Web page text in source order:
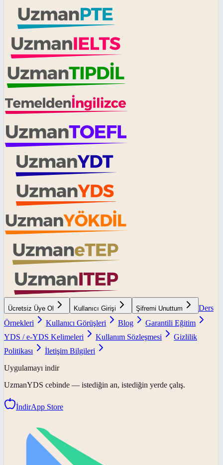
Ücretsiz Üye Ol Kullanıcı Girişi Şifremi Unuttum
Ders
Örnekleri
Kullanıcı Görüşleri Blog
Garantili Eğitim
YDS / e-YDS Kelimeleri
Kullanım Sözleşmesi
Gizlilik
Politikası
İletişim Bilgileri
Uygulamayı indir
UzmanYDS cebinde — istediğin an, istediğin yerde çalış.
İndirApp Store